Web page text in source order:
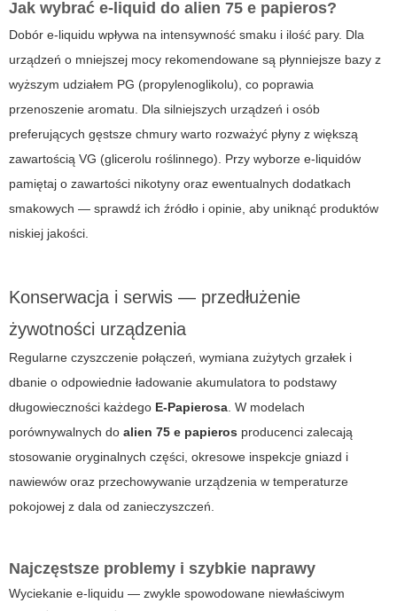
Jak wybrać e-liquid do alien 75 e papieros?
Dobór e-liquidu wpływa na intensywność smaku i ilość pary. Dla
urządzeń o mniejszej mocy rekomendowane są płynniejsze bazy z
wyższym udziałem PG (propylenoglikolu), co poprawia
przenoszenie aromatu. Dla silniejszych urządzeń i osób
preferujących gęstsze chmury warto rozważyć płyny z większą
zawartością VG (glicerolu roślinnego). Przy wyborze e-liquidów
pamiętaj o zawartości nikotyny oraz ewentualnych dodatkach
smakowych — sprawdź ich źródło i opinie, aby uniknąć produktów
niskiej jakości.
Konserwacja i serwis — przedłużenie
żywotności urządzenia
Regularne czyszczenie połączeń, wymiana zużytych grzałek i
dbanie o odpowiednie ładowanie akumulatora to podstawy
długowieczności każdego E-Papierosa. W modelach
porównywalnych do alien 75 e papieros producenci zalecają
stosowanie oryginalnych części, okresowe inspekcje gniazd i
nawiewów oraz przechowywanie urządzenia w temperaturze
pokojowej z dala od zanieczyszczeń.
Najczęstsze problemy i szybkie naprawy
Wyciekanie e-liquidu — zwykle spowodowane niewłaściwym